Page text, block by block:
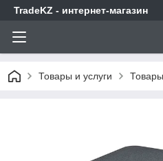
TradeKZ - интернет-магазин
Товары и услуги